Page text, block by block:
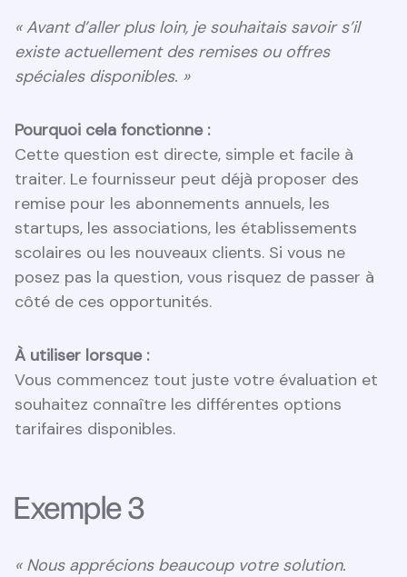
« Avant d’aller plus loin, je souhaitais savoir s’il
existe actuellement des remises ou offres
spéciales disponibles. »
Pourquoi cela fonctionne :
Cette question est directe, simple et facile à
traiter. Le fournisseur peut déjà proposer des
remise pour les abonnements annuels, les
startups, les associations, les établissements
scolaires ou les nouveaux clients. Si vous ne
posez pas la question, vous risquez de passer à
côté de ces opportunités.
À utiliser lorsque :
Vous commencez tout juste votre évaluation et
souhaitez connaître les différentes options
tarifaires disponibles.
Exemple 3
« Nous apprécions beaucoup votre solution.